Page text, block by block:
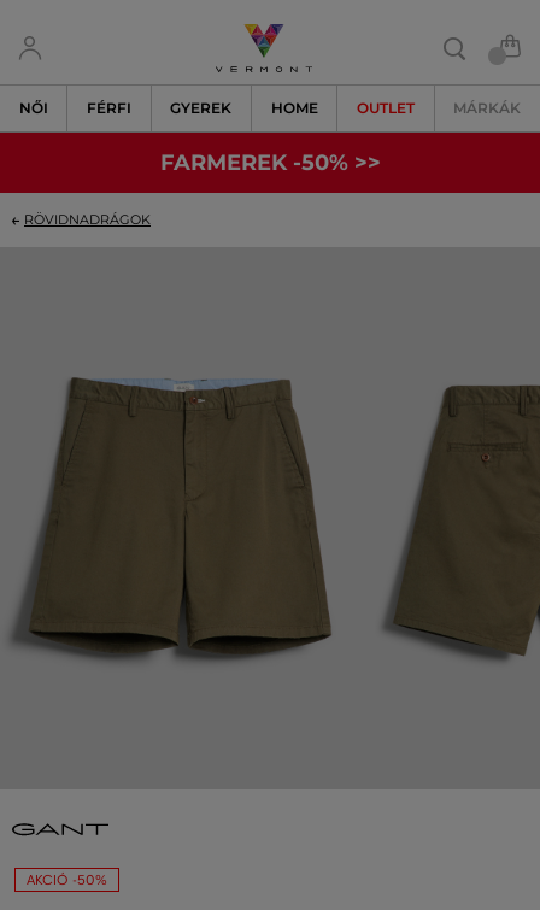
NŐI FÉRFI GYEREK HOME OUTLET MÁRKÁK
FARMEREK -50% >>
RÖVIDNADRÁGOK
AKCIÓ -50%